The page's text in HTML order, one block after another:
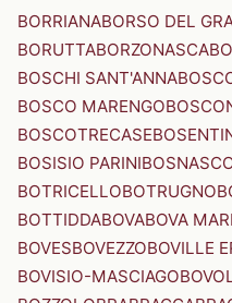
BORRIANABORSO DEL
BORUTTABORZONASCA
BOSCHI SANT'ANNA
BOSCO MARENGO
BOSCOTRECASE
BOSISIO PARINI
BOTRICELLOBOTRUGNO
BOTTIDDABOVABOVA
BOVESBOVEZZOBOVILLE
BOVISIO-MASCIAGO